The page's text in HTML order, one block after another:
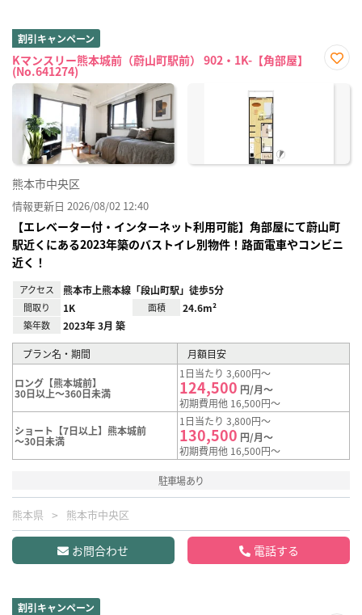
割引キャンペーン
Kマンスリー熊本城前（蔚山町駅前） 902・1K-【角部屋】
(No.641274)
に入
熊本市中央区
情報更新日 2026/08/02 12:40
【エレベーター付・インターネット利用可能】角部屋にて蔚山町
駅近くにある2023年築のバストイレ別物件！路面電車やコンビニ
近く！
アクセス 熊本市上熊本線「段山町駅」徒歩5分
間取り 1K 面積 24.6m²
築年数 2023年 3月 築
プラン名・期間 月額目安
ロング【熊本城前】
30日以上～360日未満
1日当たり 3,600円～
124,500 円/月～
初期費用他 16,500円～
ショート【7日以上】熊本城前
～30日未満
1日当たり 3,800円～
130,500 円/月～
初期費用他 16,500円～
駐車場あり
熊本県 熊本市中央区
お問合わせ 電話する
割引キャンペーン